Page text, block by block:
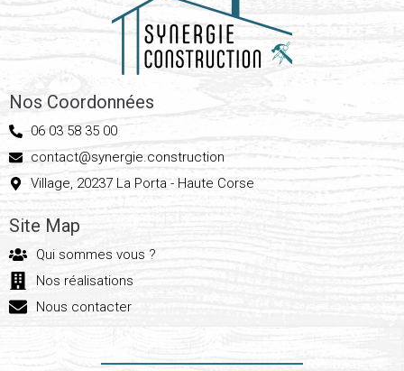
Nos Coordonnées
06 03 58 35 00
contact@synergie.construction
Village, 20237 La Porta - Haute Corse
Site Map
Qui sommes vous ?
Nos réalisations
Nous contacter